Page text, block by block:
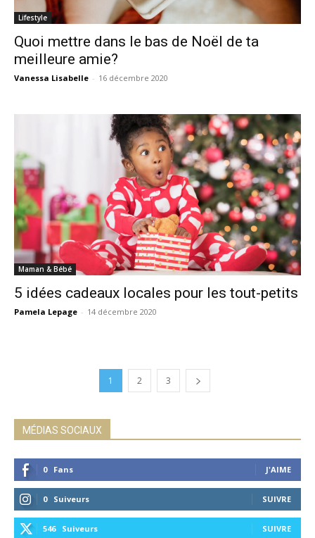
Lifestyle
Quoi mettre dans le bas de Noël de ta
meilleure amie?
Vanessa Lisabelle - 16 décembre 2020
Maman & Bébé
5 idées cadeaux locales pour les tout-petits
Pamela Lepage - 14 décembre 2020
1 2 3
MÉDIAS SOCIAUX
0 Fans J'AIME
0 Suiveurs SUIVRE
546 Suiveurs SUIVRE